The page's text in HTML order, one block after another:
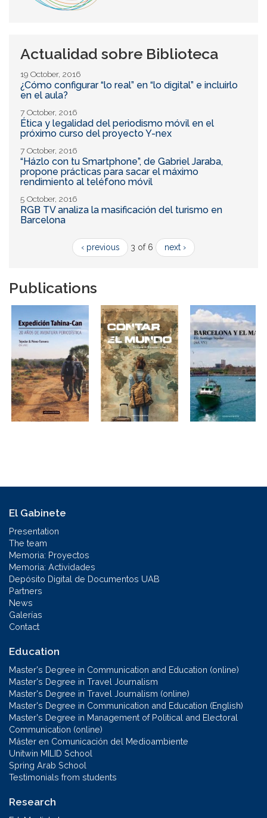
Actualidad sobre Biblioteca
19 October, 2016
¿Cómo configurar “lo real” en “lo digital” e incluirlo
en el aula?
7 October, 2016
Ética y legalidad del periodismo móvil en el
próximo curso del proyecto Y-nex
7 October, 2016
“Házlo con tu Smartphone”, de Gabriel Jaraba,
propone prácticas para sacar el máximo
rendimiento al teléfono móvil
5 October, 2016
RGB TV analiza la masificación del turismo en
Barcelona
‹ previous 3 of 6 next ›
Publications
El Gabinete
Presentation
The team
Memoria: Proyectos
Memoria: Actividades
Depósito Digital de Documentos UAB
Partners
News
Galerías
Contact
Education
Master's Degree in Communication and Education (online)
Master's Degree in Travel Journalism
Master's Degree in Travel Journalism (online)
Master's Degree in Communication and Education (English)
Master's Degree in Management of Political and Electoral
Communication (online)
Máster en Comunicación del Medioambiente
Unitwin MILID School
Spring Arab School
Testimonials from students
Research